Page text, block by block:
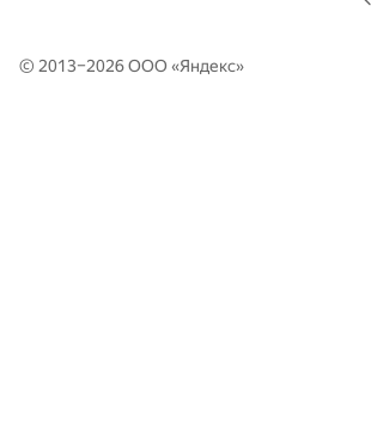
© 2013–2026 ООО «Яндекс»